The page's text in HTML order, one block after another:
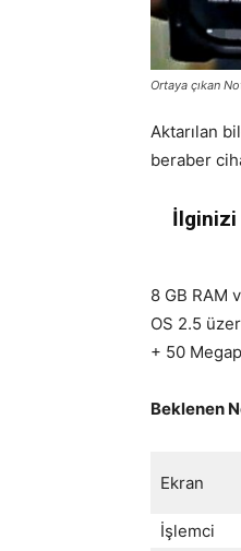
Ortaya çıkan
Aktarılan
beraber
İlginizi
8 GB RAM
OS 2.5
+ 50
Beklenen
Ekran
İşlemci